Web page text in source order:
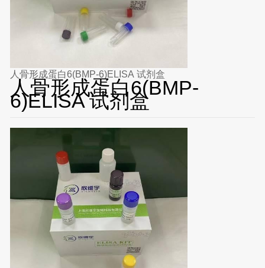
人骨形成蛋白6(BMP-6)ELISA 试剂盒
人骨形成蛋白6(BMP-
6)ELISA 试剂盒